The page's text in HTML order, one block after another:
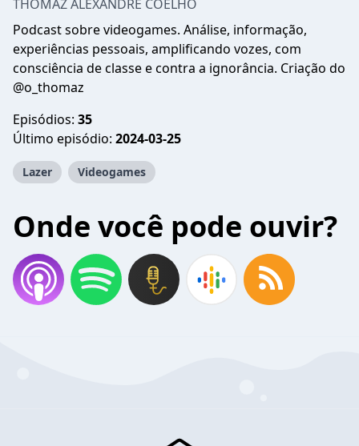
THOMAZ ALEXANDRE COELHO
Podcast sobre videogames. Análise, informação,
experiências pessoais, amplificando vozes, com
consciência de classe e contra a ignorância. Criação do
@o_thomaz
Episódios: 35
Último episódio: 2024-03-25
Lazer Videogames
Onde você pode ouvir?